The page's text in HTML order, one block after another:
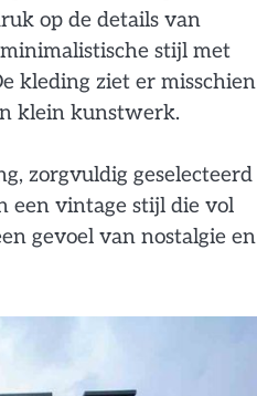
op de details van
stijl met
kleding ziet er misschien
klein kunstwerk.
zorgvuldig geselecteerd
een vintage stijl die vol
gevoel van nostalgie en